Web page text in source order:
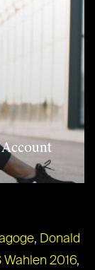
, Donald
Wahlen 2016,